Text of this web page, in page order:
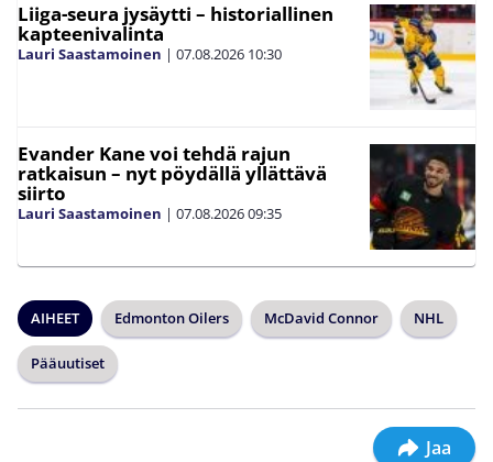
Liiga-seura jysäytti – historiallinen
kapteenivalinta
Lauri Saastamoinen | 07.08.2026 10:30
Evander Kane voi tehdä rajun
ratkaisun – nyt pöydällä yllättävä
siirto
Lauri Saastamoinen | 07.08.202609:35
AIHEET Edmonton Oilers McDavid Connor NHL
Pääuutiset
Jaa